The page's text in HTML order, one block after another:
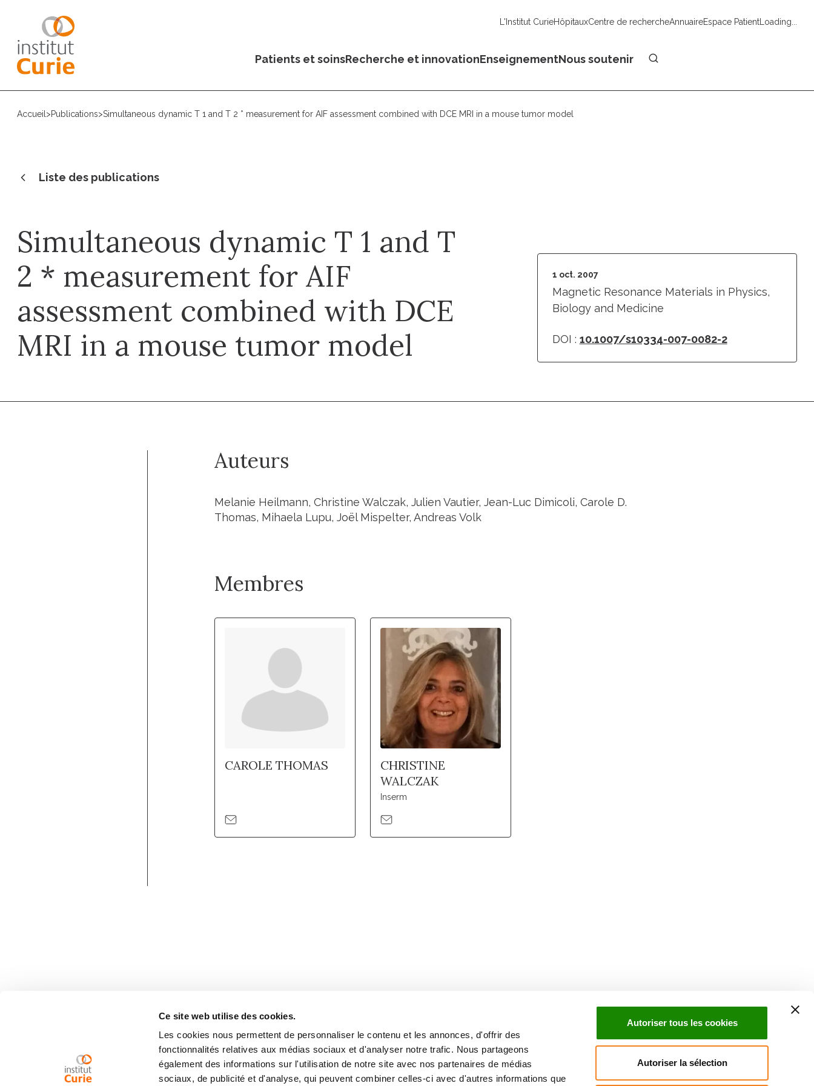
Ce site web utilise des cookies.
Les cookies nous permettent de personnaliser le contenu et les annonces, d'offrir des
fonctionnalités relatives aux médias sociaux et d'analyser notre trafic. Nous partageons
également des informations sur l'utilisation de notre site avec nos partenaires de médias
sociaux, de publicité et d'analyse, qui peuvent combiner celles-ci avec d'autres informations que
Autoriser tous les cookies
Autoriser la sélection
L'Institut CurieHôpitauxCentre de rechercheAnnuaireEspace PatientLoading...
Patients et soinsRecherche et innovationEnseignementNous soutenir
Accueil >Publications>Simultaneous dynamic T 1 and T 2 * measurement for AIF assessment combined with DCE MRI in a mouse tumor model
Liste des publications
Simultaneous dynamic T 1 and T
2 * measurement for AIF
assessment combined with DCE
MRI in a mouse tumor model
1 oct. 2007
Magnetic Resonance Materials in Physics,
Biology and Medicine
DOI : 10.1007/s10334-007-0082-2
Auteurs
Melanie Heilmann, Christine Walczak, Julien Vautier, Jean-Luc Dimicoli, Carole D.
Thomas, Mihaela Lupu, Joël Mispelter, Andreas Volk
Membres
CAROLE THOMAS
CHRISTINE
WALCZAK
Inserm
Inscrivez-vous à la newsletter